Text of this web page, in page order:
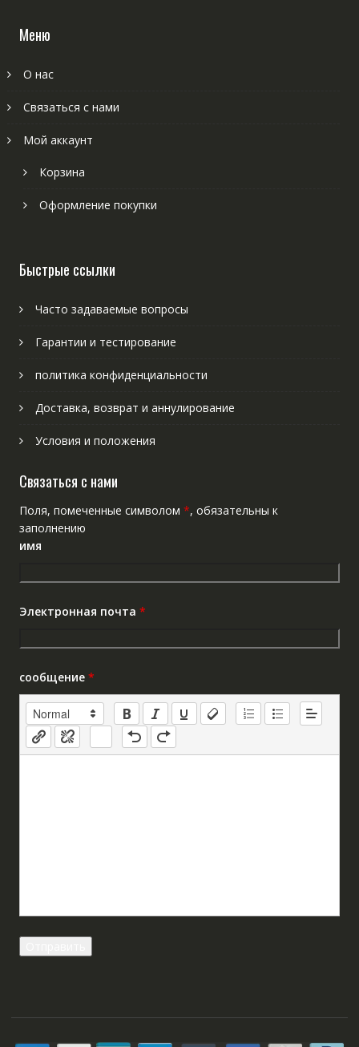
Меню
О нас
Связаться с нами
Мой аккаунт
Корзина
Оформление покупки
Быстрые ссылки
Часто задаваемые вопросы
Гарантии и тестирование
политика конфиденциальности
Доставка, возврат и аннулирование
Условия и положения
Связаться с нами
Поля, помеченные символом *, обязательны к
заполнению
имя
Электронная почта *
сообщение *